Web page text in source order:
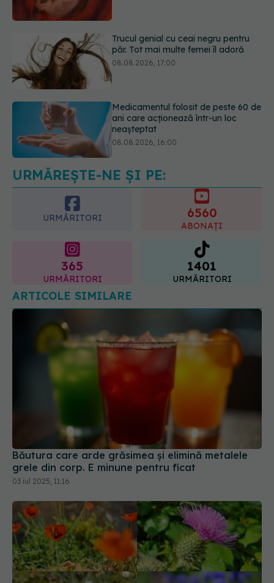
Medicamentul folosit de peste 60 de
ani care acționează într-un loc
Transpirații nocturne: semnul ignorat
care poate ascunde probleme
serioase de sănătate
URMĂREȘTE-NE ȘI PE:
URMĂRITORI 6560
ABONAȚI
365
URMĂRITORI
1401
URMĂRITORI
ARTICOLE SIMILARE
Băutura care arde grăsimea și elimină metalele
grele din corp. E minune pentru ficat
03 iul 2025, 11:16